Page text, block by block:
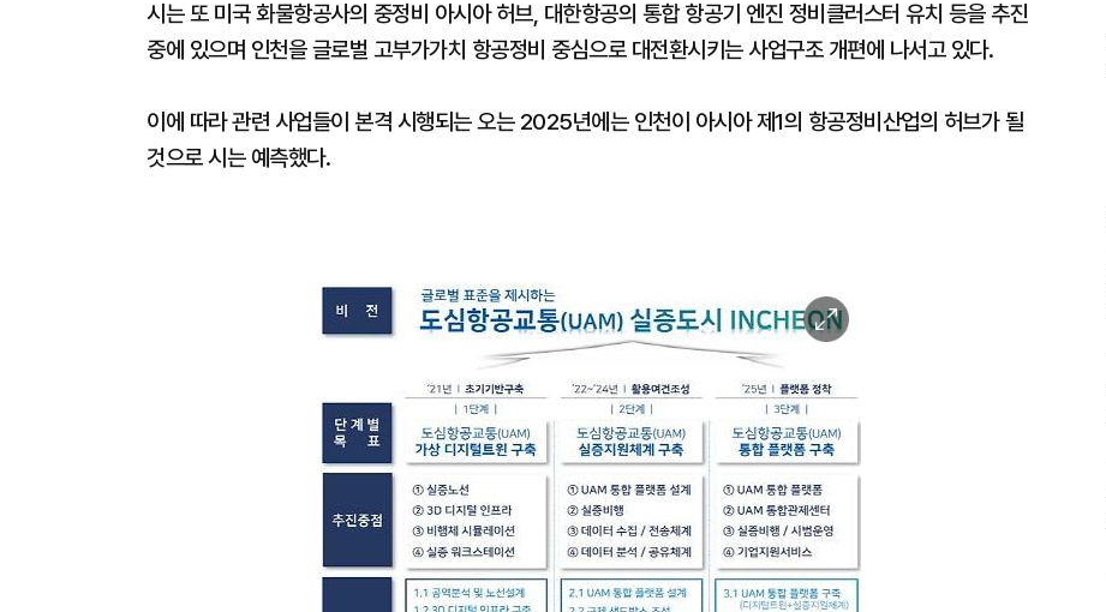
시는 또 미국 화물항공사의 중정비 아시아 허브, 대한항공의 통합 항공기 엔진 정비클러스터 유치 등을 추진
중에 있으며 인천을 글로벌 고부가가치 항공정비 중심으로 대전환시키는 사업구조 개편에 나서고 있다.
이에 따라 관련 사업들이 본격 시행되는 오는 2025년에는 인천이 아시아 제1의 항공정비산업의 허브가 될
것으로 시는 예측했다.
이
미
지
확
대